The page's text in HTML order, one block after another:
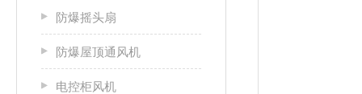
防爆摇头扇
防爆屋顶通风机
电控柜风机